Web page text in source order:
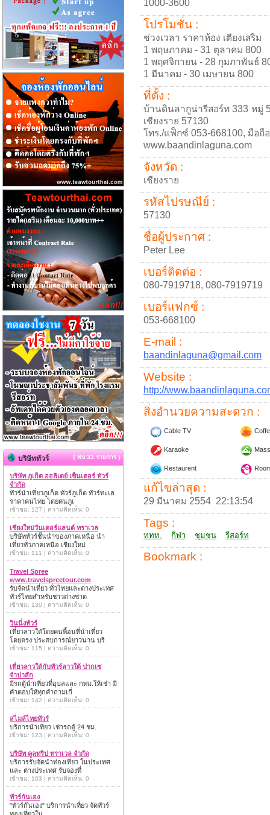
1000-3600
โปรโมชั่น :
ช่วงเวลา ราคาห้อง เตียงเสริม
1 พฤษภาคม - 31 ตุลาคม 800
1 พฤศจิกายน - 28 กุมภาพันธ์
1 มีนาคม - 30 เมษายน 800
ที่ตั้ง :
บ้านดินลากูน่ารีสอร์ท 333 หมู่
เชียงราย 57130
โทร./แฟ็กซ์ 053-668100, มือถื
www.baandinlaguna.com
จังหวัด :
เชียงราย
รหัสไปรษณีย์ :
57130
ชื่อผู้ประกาศ :
Peter Lee
เบอร์ติดต่อ :
080-7919718, 080-7919719
เบอร์แฟกซ์ :
053-668100
E-mail :
baandinlaguna@gmail.com
Website :
http://
สิ่งอำนวยความสะดวก :
Cable TV
Karaoke
Restaurent
แก้ไขล่าสุด :
29 มีนาคม 2554 22:13:54
Tags :
ททท. กีฬา ชุมชน รีสอร์ท
Bookmark :
บริษัททัวร์ { พบ 33 รายการ }
บริษัท ภูเก็ต ฮอลิเดย์ เซ็นเตอร์ ทัวร์
จำกัด
ทัวร์นำเที่ยวภูเก็ต ทัวร์ภูเก็ต ทัวร์ทะเล
ราคาคนไทย โดยคนภูเ
เข้าชม: 127 | ความคิดเห็น: 0
เชียงใหม่วันเดอร์แลนด์ ทราเวล
บริษัททัวร์ชั้นนำของภาคเหนือ นำ
เที่ยวทั่วภาคเหนือ เชียงใหม่
เข้าชม: 111 | ความคิดเห็น: 0
Travel Spree
www.travelspreetour.com
รับจัดนำเที่ยว ทั่วไทยและต่างประเทศ
ทัวร์ไทยสำหรับชาวต่างชาต
เข้าชม: 130 | ความคิดเห็น: 0
วินนิ่งทัวร์
เที่ยวลาวใต้โดยคนพื้อนที่นำเที่ยว
โดยตรง ประสบการณ์ยาวนาน บริ
เข้าชม: 115 | ความคิดเห็น: 0
เที่ยวลาวใต้กับทัวร์ลาวใต้ ปากเซ
จำปาสัก
มีรถตู้นำเที่ยวที่อุบลและ กทม.ให้เช่า มี
คำตอบให้ทุกคำถามเกี่
เข้าชม: 142 | ความคิดเห็น: 0
สไมล์ไทยทัวร์
บริการนำเที่ยว เช่ารถตู้ 24 ชม.
เข้าชม: 123 | ความคิดเห็น: 0
บริษัท คูลทริป ทราเวล จำกัด
บริการรับจัดนำท่องเที่ยว ในประเทศ
และ ต่างประเทศ รับจองที่
เข้าชม: 103 | ความคิดเห็น: 0
ทัวร์กันเอง
"ทัวร์กันเอง" บริการนำเที่ยว จัดทัวร์